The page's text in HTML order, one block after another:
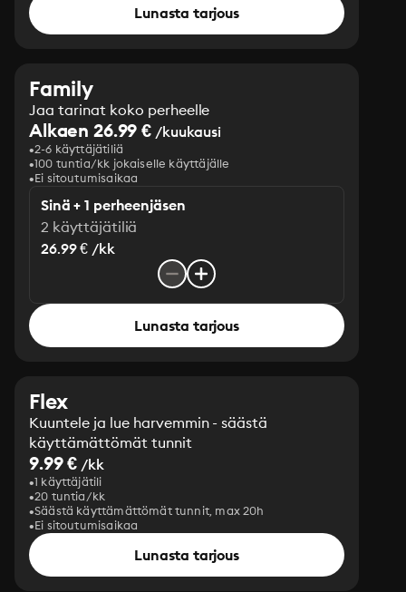
Lunasta tarjous
Family
Jaa tarinat koko perheelle
Alkaen 26.99 € /kuukausi
2-6 käyttäjätiliä
100 tuntia/kk jokaiselle käyttäjälle
Ei sitoutumisaikaa
Sinä + 1 perheenjäsen
2 käyttäjätiliä
26.99 € /kk
Lunasta tarjous
Flex
Kuuntele ja lue harvemmin - säästä
käyttämättömät tunnit
9.99 € /kk
1 käyttäjätili
20 tuntia/kk
Säästä käyttämättömät tunnit, max 20h
Ei sitoutumisaikaa
Lunasta tarjous